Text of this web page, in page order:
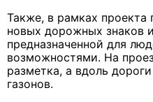
Также, в рамках
новых дорожных знаков
предназначенной для
возможностями. На
разметка, а вдоль
газонов.